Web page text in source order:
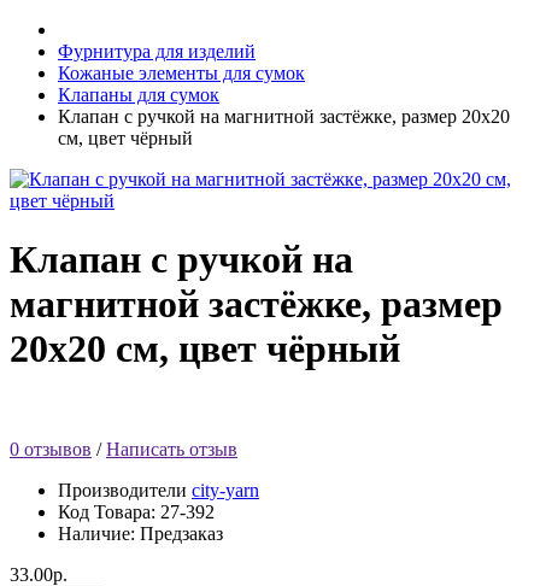
Фурнитура для изделий
Кожаные элементы для сумок
Клапаны для сумок
Клапан с ручкой на магнитной застёжке, размер 20х20
см, цвет чёрный
Клапан с ручкой на
магнитной застёжке, размер
20х20 см, цвет чёрный
0 отзывов /Написать отзыв
Производители city-yarn
Код Товара: 27-392
Наличие: Предзаказ
33.00р.